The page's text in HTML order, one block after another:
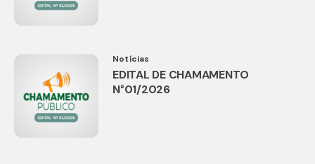
Notícias
EDITAL DE CHAMAMENTO
N°01/2026